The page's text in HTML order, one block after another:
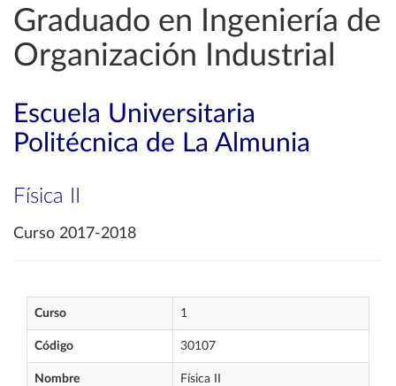
Graduado en Ingeniería de
Organización Industrial
Escuela Universitaria
Politécnica de La Almunia
Física II
Curso 2017-2018
Curso 1
Código 30107
Nombre Física II